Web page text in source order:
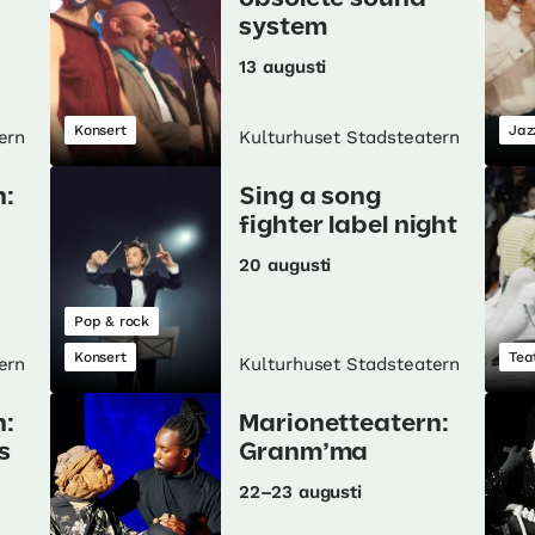
Konsert
system
13 augusti
Kulturhuset Stadsteatern
Pop & rock
Konsert
Sing a song
fighter label night
20 augusti
Kulturhuset Stadsteatern
Marionetteatern:
Granm’ma
22–23 augusti